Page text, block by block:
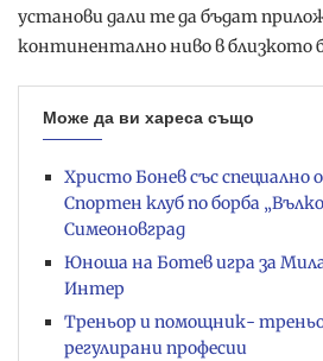
установи дали те да бъдат
континентално ниво в близкото
Може да ви хареса също
Христо Бонев със специално
Спортен клуб по борба
Симеоновград
Юноша на Ботев игра за
Интер
Треньор и помощник-
регулирани професии